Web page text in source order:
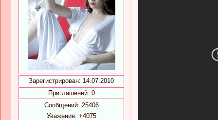
Зарегистрирован: 14.07.2010
Приглашений: 0
Сообщений: 25406
Уважение: +4075